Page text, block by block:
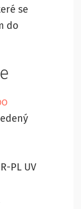
se
do
PL UV